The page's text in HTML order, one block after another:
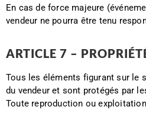
En cas de force majeure
vendeur ne pourra être tenu
ARTICLE 7 –
Tous les éléments figurant sur le
du vendeur et sont protégés par
Toute reproduction ou